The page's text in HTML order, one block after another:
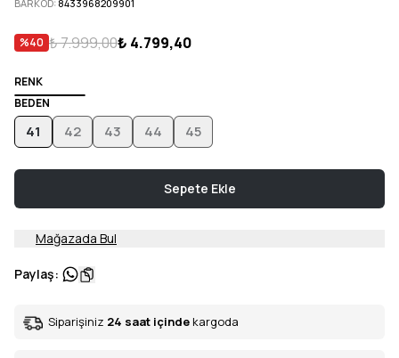
BARKOD: 8433968209901
%40 ₺ 7.999,00₺ 4.799,40
RENK
BEDEN
41 42 43 44 45
Sepete Ekle
Mağazada Bul
Paylaş:
Siparişiniz 24 saat içinde kargoda